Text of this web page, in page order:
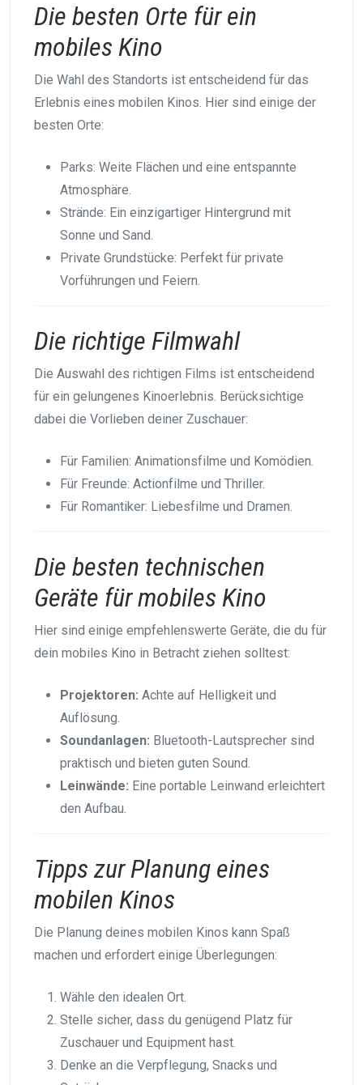
Die besten Orte für ein
mobiles Kino
Die Wahl des Standorts ist entscheidend für das
Erlebnis eines mobilen Kinos. Hier sind einige der
besten Orte:
Parks: Weite Flächen und eine entspannte
Atmosphäre.
Strände: Ein einzigartiger Hintergrund mit
Sonne und Sand.
Private Grundstücke: Perfekt für private
Vorführungen und Feiern.
Die richtige Filmwahl
Die Auswahl des richtigen Films ist entscheidend
für ein gelungenes Kinoerlebnis. Berücksichtige
dabei die Vorlieben deiner Zuschauer:
Für Familien: Animationsfilme und Komödien.
Für Freunde: Actionfilme und Thriller.
Für Romantiker: Liebesfilme und Dramen.
Die besten technischen
Geräte für mobiles Kino
Hier sind einige empfehlenswerte Geräte, die du für
dein mobiles Kino in Betracht ziehen solltest:
Projektoren: Achte auf Helligkeit und
Auflösung.
Soundanlagen: Bluetooth-Lautsprecher sind
praktisch und bieten guten Sound.
Leinwände: Eine portable Leinwand erleichtert
den Aufbau.
Tipps zur Planung eines
mobilen Kinos
Die Planung deines mobilen Kinos kann Spaß
machen und erfordert einige Überlegungen:
Wähle den idealen Ort.
Stelle sicher, dass du genügend Platz für
Zuschauer und Equipment hast.
Denke an die Verpflegung, Snacks und